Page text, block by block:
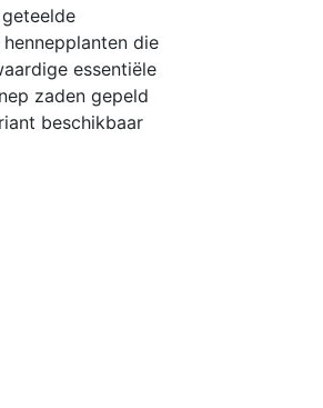
die
essentiële
zaden gepeld
beschikbaar